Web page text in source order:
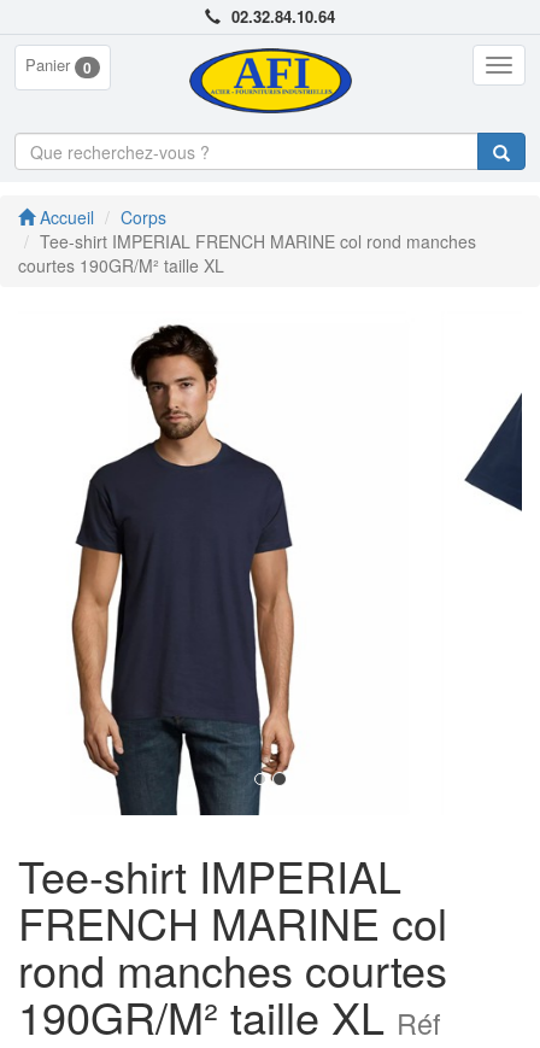
02.32.84.10.64
Panier 0
Accueil
Corps
Tee-shirt IMPERIAL FRENCH MARINE col rond manches
courtes 190GR/M² taille XL
Tee-shirt IMPERIAL
FRENCH MARINE col
rond manches courtes
190GR/M² taille XL Réf